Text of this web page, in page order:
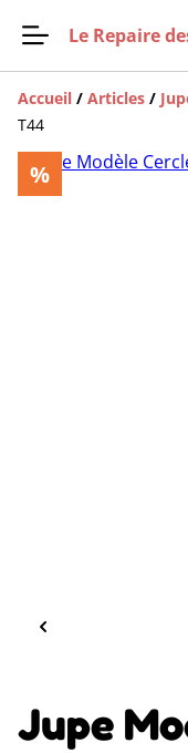
Le Repaire
Accueil / Articles /
T44
%
Jupe